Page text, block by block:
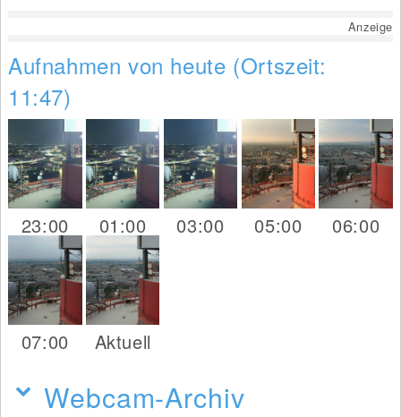
Anzeige
Aufnahmen von heute (Ortszeit:
11:47)
23:00 01:00 03:00 05:00 06:00
07:00 Aktuell
Webcam-Archiv